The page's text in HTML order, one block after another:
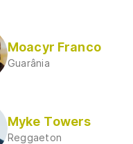
Moacyr Franco
Guarânia
Myke Towers
Reggaeton